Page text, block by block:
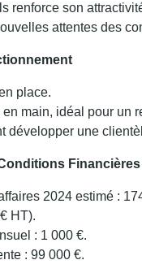
renforce son
attentes des
place.
main, idéal pour un
développer une
Financières
2024 estimé :
HT).
: 1 000 €.
: 99 000 €.